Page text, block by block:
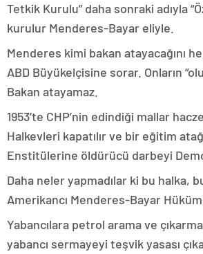
Tetkik Kurulu” daha sonraki adıyla
kurulur Menderes-Bayar eliyle.
Menderes kimi bakan atayacağını
ABD Büyükelçisine sorar. Onların
Bakan atayamaz.
1953’te CHP’nin edindiği mallar
Halkevleri kapatılır ve bir eğitim
Enstitülerine öldürücü darbeyi
Daha neler yapmadılar ki bu halka,
Amerikancı Menderes-Bayar
Yabancılara petrol arama ve
yabancı sermayeyi teşvik yasası